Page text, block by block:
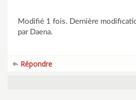
Modifié 1 fois. Dernière
par Daena.
Répondre